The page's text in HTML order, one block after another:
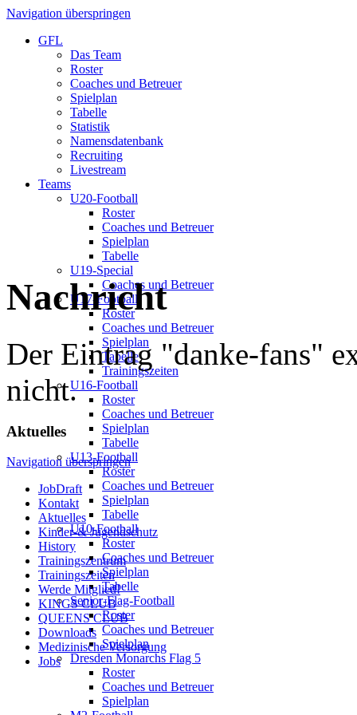
Navigation überspringen
GFL
Das Team
Roster
Coaches und Betreuer
Spielplan
Tabelle
Statistik
Namensdatenbank
Recruiting
Livestream
Teams
U20-Football
Roster
Coaches und Betreuer
Spielplan
Tabelle
U19-Special
Coaches und Betreuer
U17-Football
Roster
Coaches und Betreuer
Spielplan
Tabelle
Trainingszeiten
U16-Football
Roster
Coaches und Betreuer
Spielplan
Tabelle
U13-Football
Roster
Coaches und Betreuer
Spielplan
Tabelle
U10-Football
Roster
Coaches und Betreuer
Spielplan
Tabelle
Senior-Flag-Football
Roster
Coaches und Betreuer
Spielplan
Dresden Monarchs Flag 5
Roster
Coaches und Betreuer
Spielplan
Nachricht
Der Eintrag "danke-fans"
nicht.
Aktuelles
Navigation überspringen
JobDraft
Kontakt
Aktuelles
Kinder-& Jugendschutz
History
Trainingszentrum
Trainingszeiten
Werde Mitglied!
KINGS CLUB
QUEENS CLUB
Downloads
Medizinische Versorgung
Jobs